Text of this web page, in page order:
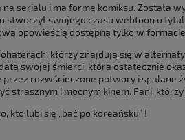
serialu i ma formę komiksu. Została
stworzył swojego czasu webtoon o
opowieścią dostępną tylko w
którzy znajdują się w
swojej śmierci, która ostatecznie
przez rozwścieczone potwory i spalane
strasznym i mocnym kinem. Fani,
kto lubi się „bać po koreańsku” !